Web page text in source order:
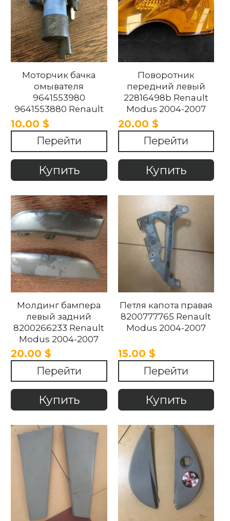
Моторчик бачка
омывателя
9641553980
9641553880 Renault
Modus 2004-2007.
10.00 $
Перейти
Купить
Поворотник
передний левый
22816498b Renault
Modus 2004-2007
20.00 $
Перейти
Купить
Молдинг бампера
левый задний
8200266233 Renault
Modus 2004-2007
20.00 $
Перейти
Купить
Петля капота правая
8200777765 Renault
Modus 2004-2007
15.00 $
Перейти
Купить